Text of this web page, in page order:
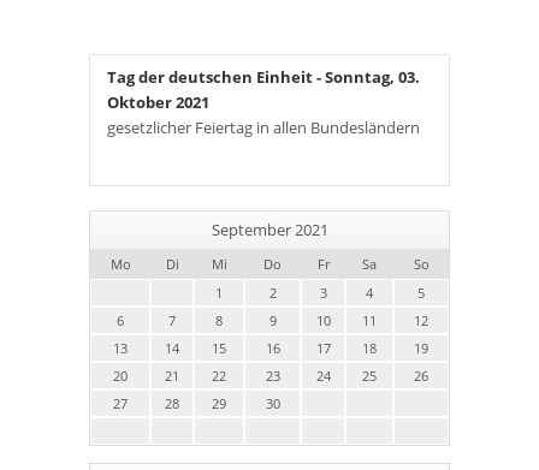
Tag der deutschen Einheit- Sonntag, 03.
Oktober 2021
gesetzlicher Feiertag in allen Bundesländern
September 2021
Mo Di Mi Do Fr Sa
So
1
2 3 4
5
6
7 8 9 10 11
12
13
14 15 16 17 18
19
20
21 22 23 24 25
26
27
28 29 30